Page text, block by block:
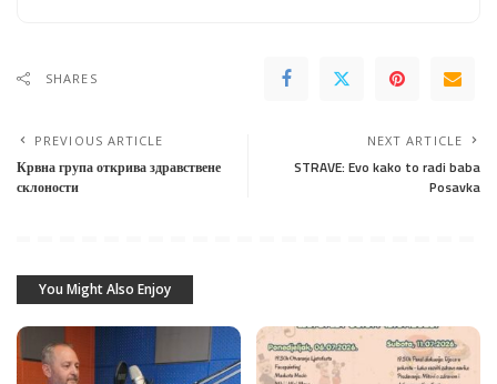
SHARES
PREVIOUS ARTICLE
Крвна група открива здравствене
склоности
NEXT ARTICLE
STRAVE: Evo kako to radi baba
Posavka
You Might Also Enjoy